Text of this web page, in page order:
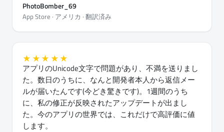
PhotoBomber_69
App Store · アメリカ · 翻訳済み
★★★★★
アプリのUnicode文字で問題があり、不満を送りまし
た。数日のうちに、なんと開発者本人から返信メー
ルが届いたんです(今どき驚きです)。1週間のうち
に、私の修正が反映されたアップデートが出まし
た。今のアプリの世界では、これだけで高評価に値
します。